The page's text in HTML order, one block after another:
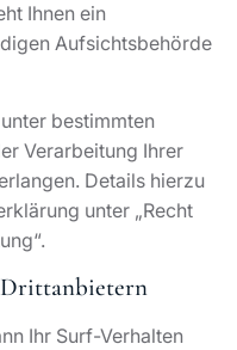
Ihnen ein
Aufsichtsbehörde
bestimmten
Verarbeitung Ihrer
Details hierzu
unter „Recht
Drittanbietern
Ihr Surf-Verhalten